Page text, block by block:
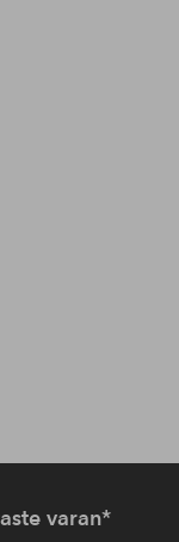
varan*